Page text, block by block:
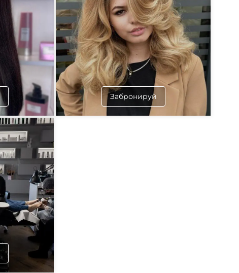
Забронируй